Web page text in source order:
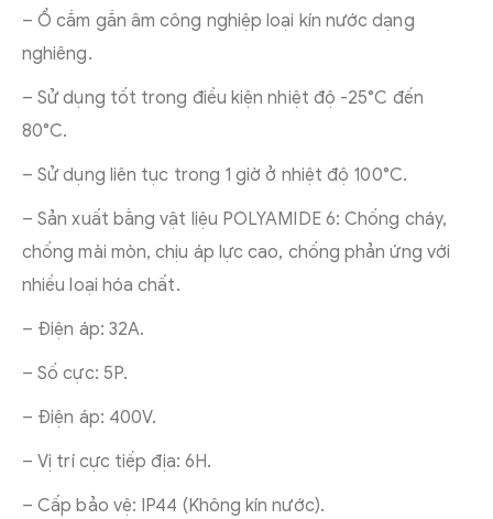
– Ổ cắm gắn âm công nghiệp loại kín nước dạng
nghiêng.
– Sử dụng tốt trong điều kiện nhiệt độ -25°C đến
80°C.
– Sử dụng liên tục trong 1 giờ ở nhiệt độ 100°C.
– Sản xuất bằng vật liệu POLYAMIDE 6: Chống cháy,
chống mài mòn, chịu áp lực cao, chống phản ứng với
nhiều loại hóa chất.
– Điện áp: 32A.
– Số cực: 5P.
– Điện áp: 400V.
– Vị trí cực tiếp địa: 6H.
– Cấp bảo vệ: IP44 (Không kín nước).